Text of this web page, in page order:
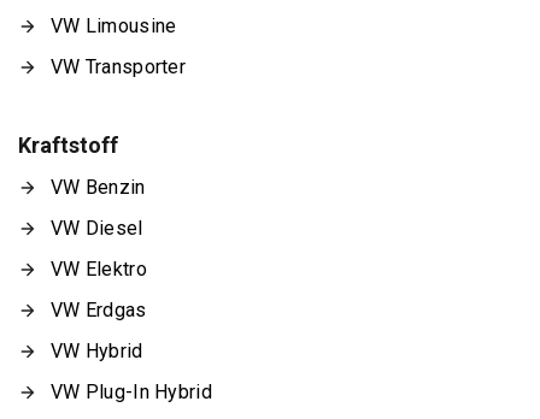
VW Limousine
VW Transporter
Kraftstoff
VW Benzin
VW Diesel
VW Elektro
VW Erdgas
VW Hybrid
VW Plug-In Hybrid